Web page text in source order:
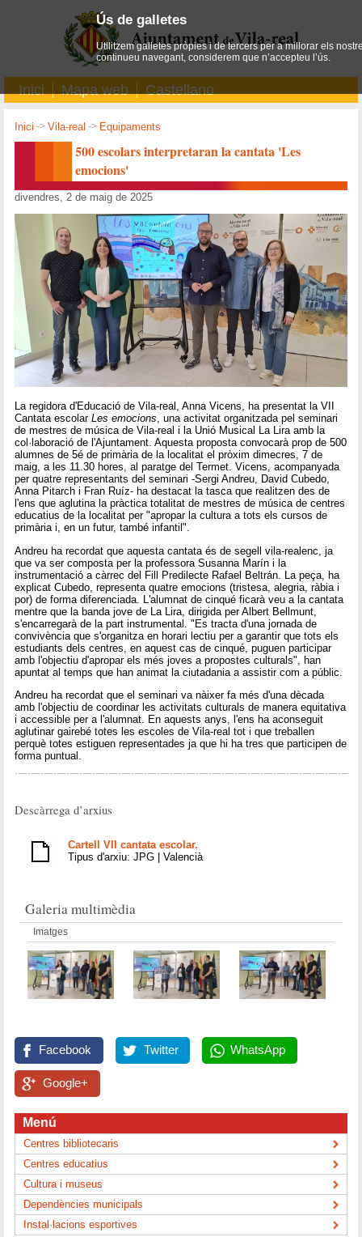
Inici Mapa web Castellano
Inici ->Vila-real -> Equipaments
500 escolars interpretaran la cantata 'Les
emocions'
divendres, 2 de maig de 2025
La regidora d'Educació de Vila-real, Anna Vicens, ha presentat la VII
Cantata escolarLes emocions, una activitat organitzada pel seminari
de mestres de música de Vila-real i la Unió Musical La Lira amb la
col·laboració de l'Ajuntament. Aquesta proposta convocarà prop de 500
alumnes de 5é de primària de la localitat el pròxim dimecres, 7 de
maig, a les 11.30 hores, al paratge del Termet. Vicens, acompanyada
per quatre representants del seminari -Sergi Andreu, David Cubedo,
Anna Pitarch i Fran Ruíz- ha destacat la tasca que realitzen des de
l'ens que aglutina la pràctica totalitat de mestres de música de centres
educatius de la localitat per "apropar la cultura a tots els cursos de
primària i, en un futur, també infantil".
Andreu ha recordat que aquesta cantata és de segell vila-realenc, ja
que va ser composta per la professora Susanna Marín i la
instrumentació a càrrec del Fill Predilecte Rafael Beltrán. La peça, ha
explicat Cubedo, representa quatre emocions (tristesa, alegria, ràbia i
por) de forma diferenciada. L'alumnat de cinqué ficarà veu a la cantata
mentre que la banda jove de La Lira, dirigida per Albert Bellmunt,
s'encarregarà de la part instrumental. "Es tracta d'una jornada de
convivència que s'organitza en horari lectiu per a garantir que tots els
estudiants dels centres, en aquest cas de cinqué, puguen participar
amb l'objectiu d'apropar els més joves a propostes culturals", han
apuntat al temps que han animat la ciutadania a assistir com a públic.
Andreu ha recordat que el seminari va nàixer fa més d'una dècada
amb l'objectiu de coordinar les activitats culturals de manera equitativa
i accessible per a l'alumnat. En aquests anys, l'ens ha aconseguit
aglutinar gairebé totes les escoles de Vila-real tot i que treballen
perquè totes estiguen representades ja que hi ha tres que participen de
forma puntual.
Descàrrega d’arxius
Cartell VII cantata escolar.
Tipus d'arxiu: JPG | Valencià
Galeria multimèdia
Imatges
Facebook Twitter WhatsApp
Google+
Menú
Centres bibliotecaris
Centres educatius
Cultura i museus
Dependències municipals
Instal·lacions esportives
Ús de galletes
Utilitzem galletes pròpies i de tercers per a millorar els
continueu navegant, considerem que n’accepteu l’ús.